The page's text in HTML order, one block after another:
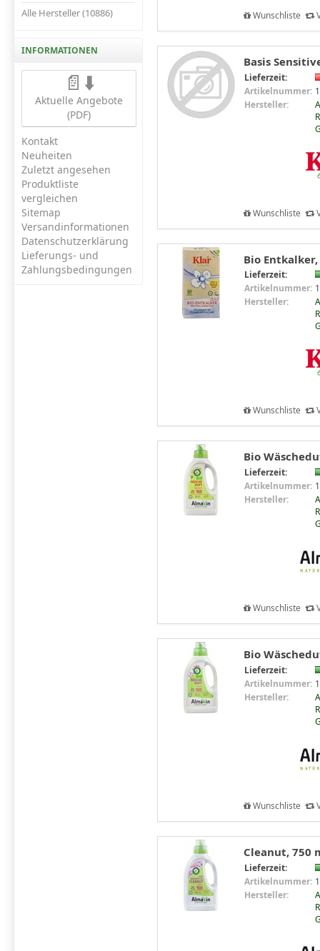
Alle Hersteller (10886)
INFORMATIONEN
📄⬇️
Aktuelle Angebote
(PDF)
Kontakt
Neuheiten
Zuletzt angesehen
Produktliste
vergleichen
Sitemap
Versandinformationen
Datenschutzerklärung
Lieferungs- und
Zahlungsbedingungen
Wunschliste
Basis
Lieferzeit:
Artikelnummer:
Hersteller:
Wunschliste
Bio
Lieferzeit:
Artikelnummer:
Hersteller:
Wunschliste
Bio
Lieferzeit:
Artikelnummer:
Hersteller:
Wunschliste
Bio
Lieferzeit:
Artikelnummer:
Hersteller:
Wunschliste
Cleanut, 750
Lieferzeit:
Artikelnummer:
Hersteller: